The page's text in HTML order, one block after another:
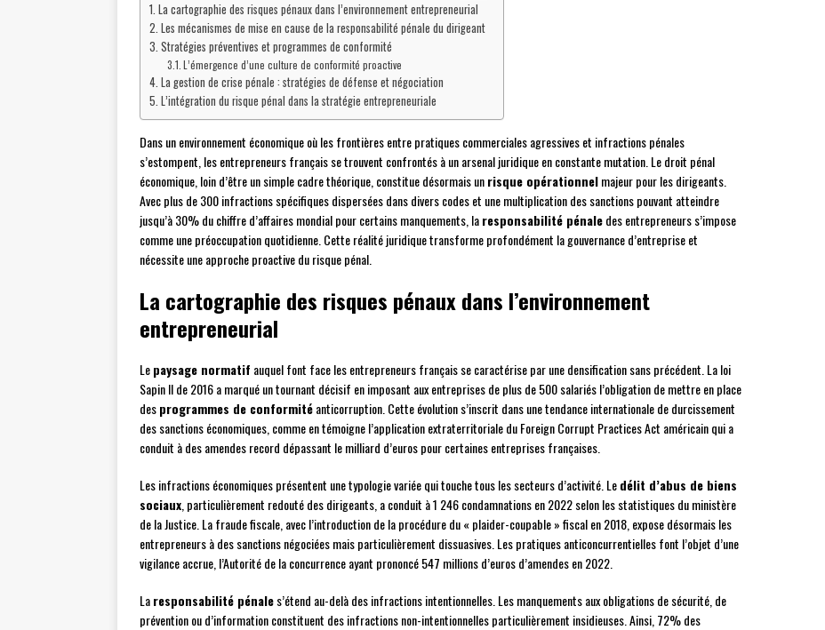
La cartographie des risques pénaux dans l’environnement entrepreneurial
Les mécanismes de mise en cause de la responsabilité pénale du dirigeant
Stratégies préventives et programmes de conformité
L’émergence d’une culture de conformité proactive
La gestion de crise pénale : stratégies de défense et négociation
L’intégration du risque pénal dans la stratégie entrepreneuriale
Dans un environnement économique où les frontières entre pratiques commerciales agressives et infractions pénales
s’estompent, les entrepreneurs français se trouvent confrontés à un arsenal juridique en constante mutation. Le droit pénal
économique, loin d’être un simple cadre théorique, constitue désormais unrisque opérationnelmajeur pour les dirigeants.
Avec plus de 300 infractions spécifiques dispersées dans divers codes et une multiplication des sanctions pouvant atteindre
jusqu’à 30% du chiffre d’affaires mondial pour certains manquements, laresponsabilité pénaledes entrepreneurs s’impose
comme une préoccupation quotidienne. Cette réalité juridique transforme profondément la gouvernance d’entreprise et
nécessite une approche proactive du risque pénal.
La cartographie des risques pénaux dans l’environnement
entrepreneurial
Lepaysage normatif auquel font face les entrepreneurs français se caractérise par une densification sans précédent. La loi
Sapin II de 2016 a marqué un tournant décisif en imposant aux entreprises de plus de 500 salariés l’obligation de mettre en place
desprogrammes de conformitéanticorruption. Cette évolution s’inscrit dans une tendance internationale de durcissement
des sanctions économiques, comme en témoigne l’application extraterritoriale du Foreign Corrupt Practices Act américain qui a
conduit à des amendes record dépassant le milliard d’euros pour certaines entreprises françaises.
Les infractions économiques présentent une typologie variée qui touche tous les secteurs d’activité. Ledélit d’abus de biens
sociaux , particulièrement redouté des dirigeants, a conduit à 1 246 condamnations en 2022 selon les statistiques du ministère
de la Justice. La fraude fiscale, avec l’introduction de la procédure du « plaider-coupable » fiscal en 2018, expose désormais les
entrepreneurs à des sanctions négociées mais particulièrement dissuasives. Les pratiques anticoncurrentielles font l’objet d’une
vigilance accrue, l’Autorité de la concurrence ayant prononcé 547 millions d’euros d’amendes en 2022.
Laresponsabilité pénales’étend au-delà des infractions intentionnelles. Les manquements aux obligations de sécurité, de
prévention ou d’information constituent des infractions non-intentionnelles particulièrement insidieuses. Ainsi, 72% des